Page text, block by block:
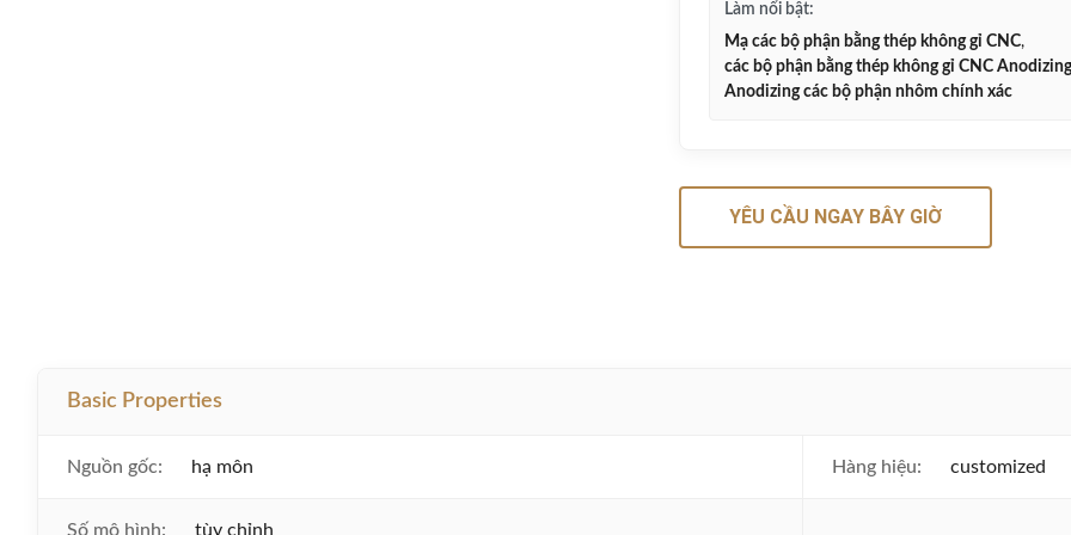
Làm nổi bật:
Mạ các bộ phận bằng thép không gỉ CNC,
các bộ phận bằng thép không gỉ CNC Anodizing
Anodizing các bộ phận nhôm chính xác
YÊU CẦU NGAY BÂY GIỜ
Basic Properties
Nguồn gốc: hạ môn Hàng hiệu: customized
Số mô hình: tùy chỉnh